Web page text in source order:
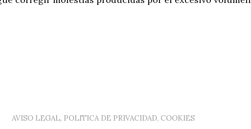
AVISO LEGAL, POLITICA DE PRIVACIDAD, COOKIES